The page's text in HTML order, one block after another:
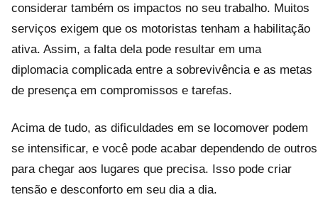
considerar também os impactos no seu trabalho. Muitos
serviços exigem que os motoristas tenham a habilitação
ativa. Assim, a falta dela pode resultar em uma
diplomacia complicada entre a sobrevivência e as metas
de presença em compromissos e tarefas.
Acima de tudo, as dificuldades em se locomover podem
se intensificar, e você pode acabar dependendo de outros
para chegar aos lugares que precisa. Isso pode criar
tensão e desconforto em seu dia a dia.